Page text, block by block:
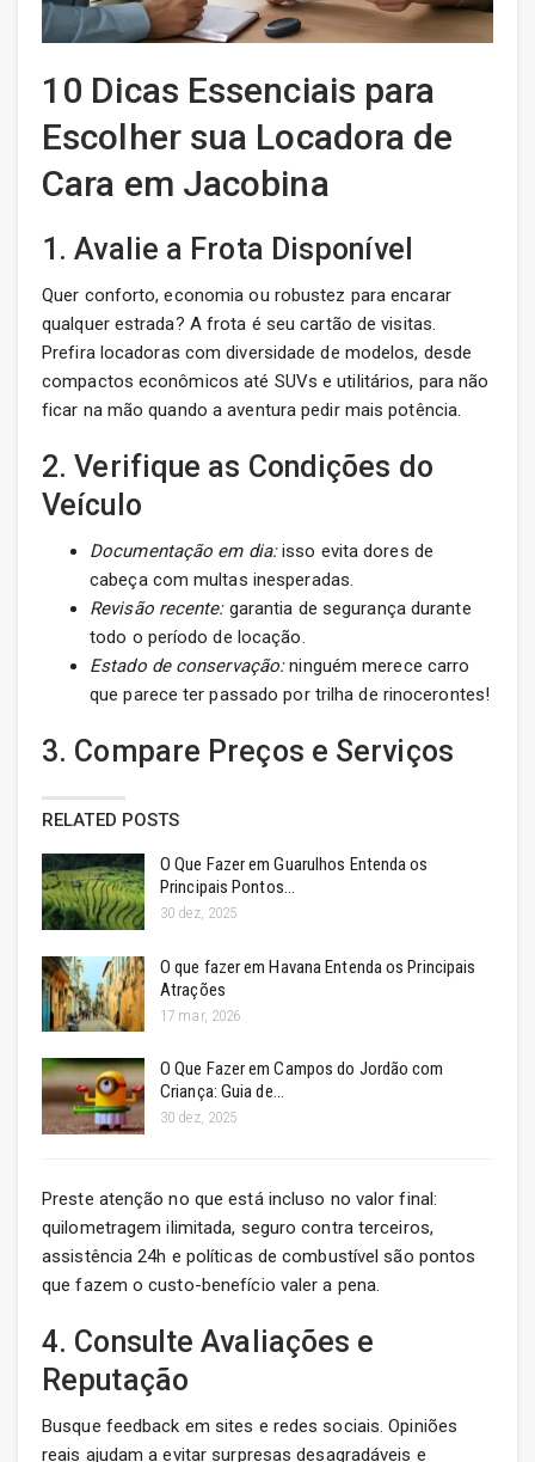
10 Dicas Essenciais para
Escolher sua Locadora de
Cara em Jacobina
1. Avalie a Frota Disponível
Quer conforto, economia ou robustez para encarar
qualquer estrada? A frota é seu cartão de visitas.
Prefira locadoras com diversidade de modelos, desde
compactos econômicos até SUVs e utilitários, para não
ficar na mão quando a aventura pedir mais potência.
2. Verifique as Condições do
Veículo
Documentação em dia:isso evita dores de
cabeça com multas inesperadas.
Revisão recente:garantia de segurança durante
todo o período de locação.
Estado de conservação:ninguém merece carro
que parece ter passado por trilha de rinocerontes!
3. Compare Preços e Serviços
RELATED POSTS
O Que Fazer em Guarulhos Entenda os
Principais Pontos…
30 dez, 2025
O que fazer em Havana Entenda os Principais
Atrações
17 mar, 2026
O Que Fazer em Campos do Jordão com
Criança: Guia de…
30 dez, 2025
Preste atenção no que está incluso no valor final:
quilometragem ilimitada, seguro contra terceiros,
assistência 24h e políticas de combustível são pontos
que fazem o custo-benefício valer a pena.
4. Consulte Avaliações e
Reputação
Busque feedback em sites e redes sociais. Opiniões
reais ajudam a evitar surpresas desagradáveis e